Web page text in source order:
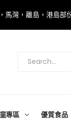
馬灣，離島，港島部
專區 優質食品